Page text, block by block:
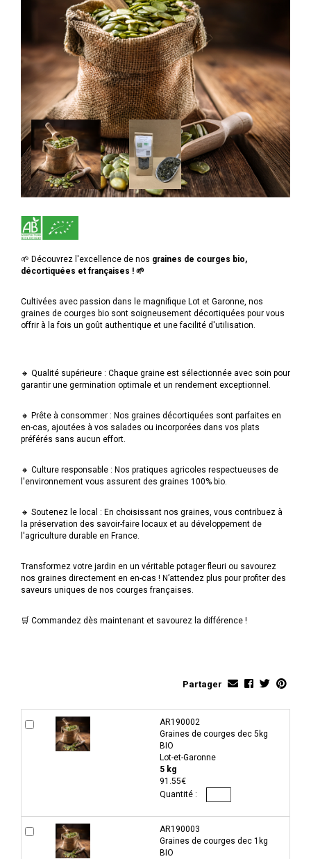
🌱 Découvrez l'excellence de nos graines de courges bio,
décortiquées et françaises ! 🌱
Cultivées avec passion dans le magnifique Lot et Garonne, nos
graines de courges bio sont soigneusement décortiquées pour vous
offrir à la fois un goût authentique et une facilité d'utilisation.
🔸 Qualité supérieure : Chaque graine est sélectionnée avec soin pour
garantir une germination optimale et un rendement exceptionnel.
🔸 Prête à consommer : Nos graines décortiquées sont parfaites en
en-cas, ajoutées à vos salades ou incorporées dans vos plats
préférés sans aucun effort.
🔸 Culture responsable : Nos pratiques agricoles respectueuses de
l'environnement vous assurent des graines 100% bio.
🔸 Soutenez le local : En choisissant nos graines, vous contribuez à
la préservation des savoir-faire locaux et au développement de
l'agriculture durable en France.
Transformez votre jardin en un véritable potager fleuri ou savourez
nos graines directement en en-cas ! N’attendez plus pour profiter des
saveurs uniques de nos courges françaises.
🛒 Commandez dès maintenant et savourez la différence !
Partager
AR190002
Graines de courges dec 5kg
BIO
Lot-et-Garonne
5 kg
91.55€
AR190003
Graines de courges dec 1kg
BIO